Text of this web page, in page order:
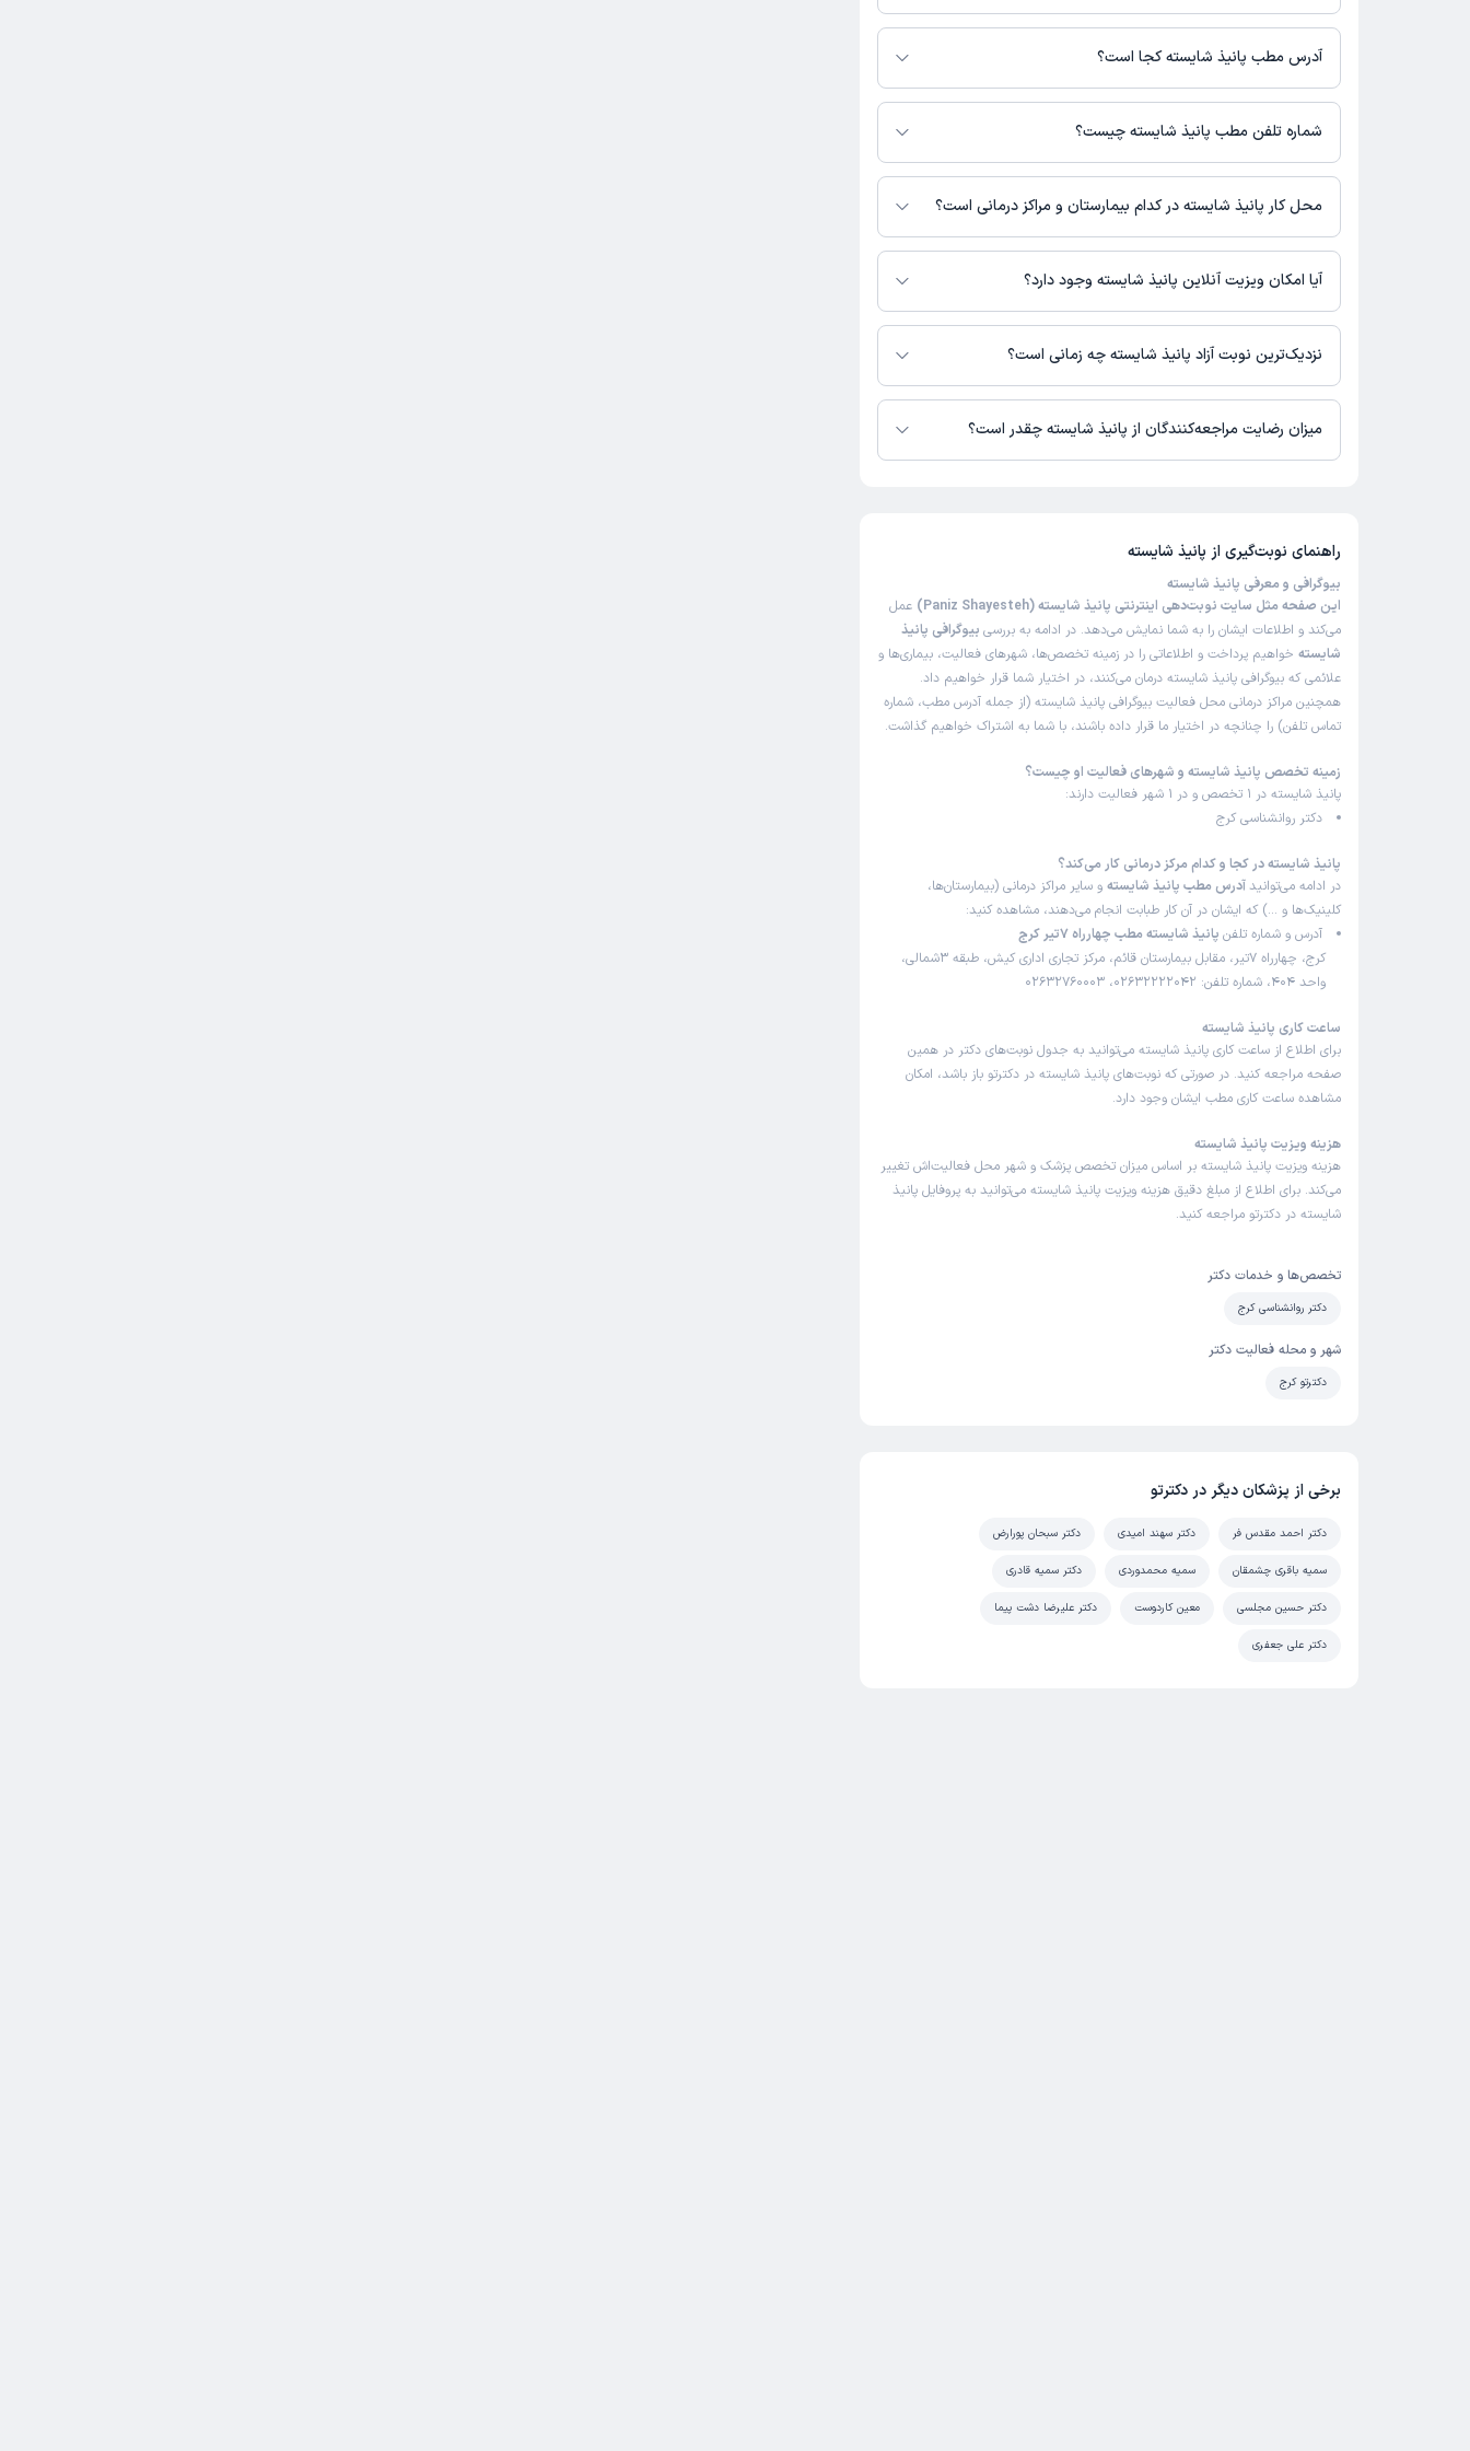
برای اطلاع از هزینه ویزیت پانیذ شایسته، لازم است با مطب تماس بگیرید.
آدرس مطب پانیذ شایسته کجا است؟
پانیذ شایسته 1 مطب فعال دارند. آدرس مطب‌های پانیذ شایسته به شرح زیر است.
شماره تلفن مطب پانیذ شایسته چیست؟
مطب چهارراه 7تیر : 02632222042,02632760003
محل کار پانیذ شایسته در کدام بیمارستان و مراکز درمانی است؟
اطلاعاتی درباره محل فعالیت پانیذ شایسته در مراکز درمانی در دسترس نیست.
آیا امکان ویزیت آنلاین پانیذ شایسته وجود دارد؟
در حال حاضر اطلاعاتی درباره ارائه ویزیت آنلاین توسط پانیذ شایسته در دسترس نیست.
برای دریافت اطلاعات دقیق‌تر، لطفاً با مطب تماس بگیرید.
نزدیک‌ترین نوبت آزاد پانیذ شایسته چه زمانی است؟
پانیذ شایسته از روز شنبه 17 مرداد 1405 بیمار جدید می‌پذیرند.
میزان رضایت مراجعه‌کنندگان از پانیذ شایسته چقدر است؟
راهنمای نوبت‌گیری از پانیذ شایسته
بیوگرافی و معرفی پانیذ شایسته
این صفحه مثل سایت نوبت‌دهی اینترنتی پانیذ شایسته (Paniz Shayesteh)
عمل
می‌کند و اطلاعات ایشان را به شما نمایش می‌دهد. در ادامه به بررسی بیوگرافی پانیذ
شایسته خواهیم پرداخت و اطلاعاتی را در زمینه تخصص‌ها، شهرهای فعالیت، بیماری‌ها و
علائمی که بیوگرافی پانیذ شایسته درمان می‌کنند، در اختیار شما قرار خواهیم داد.
همچنین مراکز درمانی محل فعالیت بیوگرافی پانیذ شایسته (از جمله آدرس مطب، شماره
تماس تلفن) را چنانچه در اختیار ما قرار داده باشند، با شما به اشتراک خواهیم گذاشت.
زمینه تخصص پانیذ شایسته و شهرهای فعالیت او چیست؟
پانیذ شایسته در 1 تخصص و در 1 شهر فعالیت دارند:
دکتر روانشناسی کرج
پانیذ شایسته در کجا و کدام مرکز درمانی کار می‌کند؟
در ادامه می‌توانید آدرس مطب پانیذ شایسته و سایر مراکز درمانی (بیمارستان‌ها،
کلینیک‌ها و …) که ایشان در آن کار طبابت انجام می‌دهند، مشاهده کنید:
آدرس و شماره تلفن پانیذ شایسته مطب چهارراه 7تیر کرج
کرج، چهارراه 7تیر، مقابل بیمارستان قائم، مرکز تجاری اداری کیش، طبقه 3شمالی،
واحد 404، شماره تلفن: 02632222042، 02632760003
ساعت کاری پانیذ شایسته
برای اطلاع از ساعت کاری پانیذ شایسته می‌توانید به جدول نوبت‌های دکتر در همین
صفحه مراجعه کنید. در صورتی که نوبت‌های پانیذ شایسته در دکترتو باز باشد، امکان
مشاهده ساعت کاری مطب ایشان وجود دارد.
هزینه ویزیت پانیذ شایسته
هزینه ویزیت پانیذ شایسته بر اساس میزان تخصص پزشک و شهر محل فعالیت‌اش تغییر
می‌کند. برای اطلاع از مبلغ دقیق هزینه ویزیت پانیذ شایسته می‌توانید به پروفایل پانیذ
شایسته در دکترتو مراجعه کنید.
تخصص‌ها و خدمات دکتر
دکتر روانشناسی کرج
شهر و محله فعالیت دکتر
دکترتو کرج
برخی از پزشکان دیگر در دکترتو
دکتر احمد مقدس فر دکتر سهند امیدی دکتر سبحان پورارض
سمیه باقری چشمقان سمیه محمدوردی دکتر سمیه قادری
دکتر حسین مجلسی معین کاردوست دکتر علیرضا دشت پیما
دکتر علی جعفری